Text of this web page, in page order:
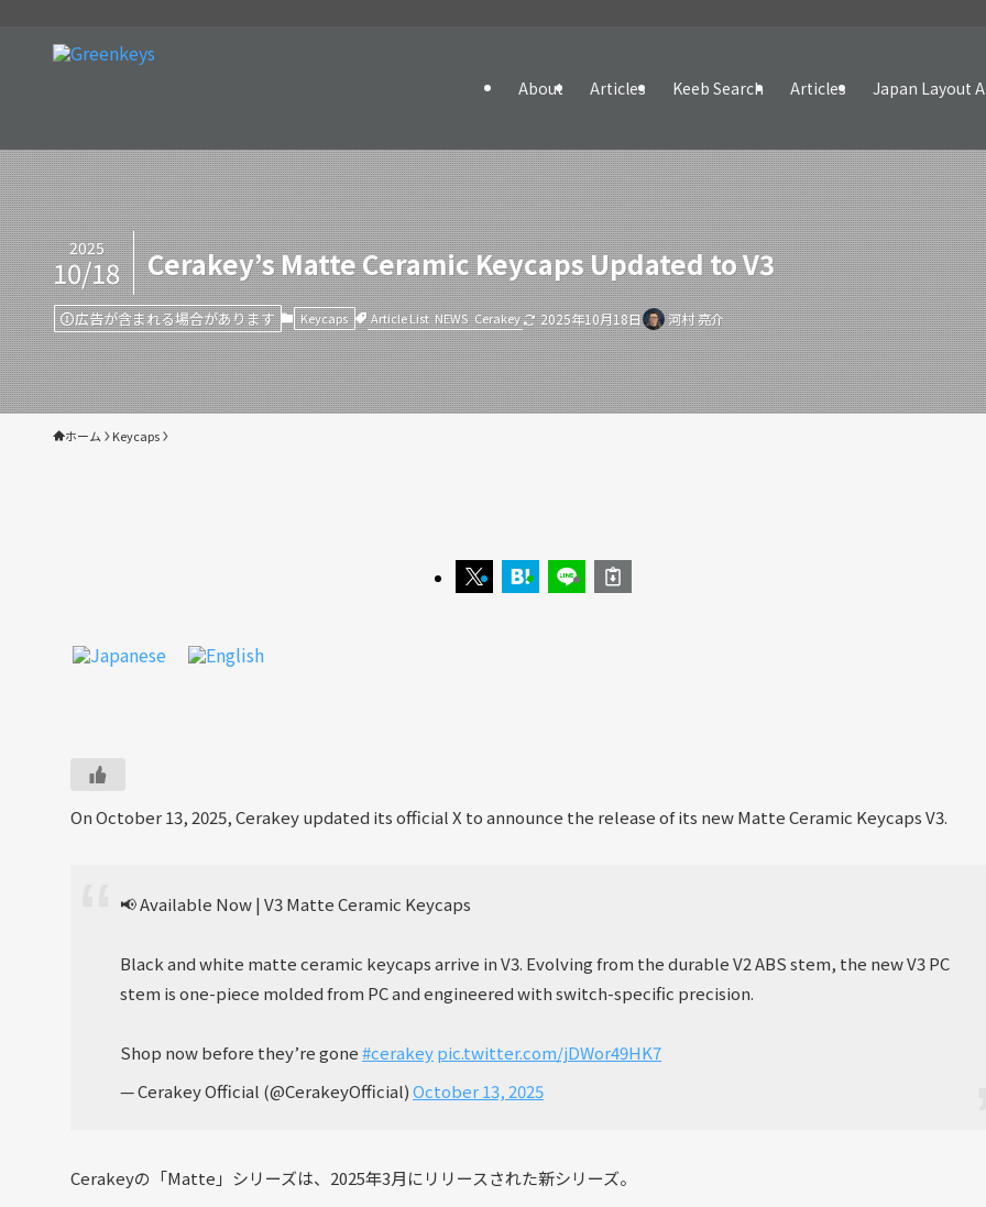
About Articles Keeb Search Articles Japan Layout
Cerakey’s Matte Ceramic Keycaps Updated to V3
2025
10/18
広告が含まれる場合があります Keycaps Article List NEWS Cerakey 2025年10月18日 河村 亮介
ホーム Keycaps
On October 13, 2025, Cerakey updated its official X to announce the release of its new Matte Ceramic Keycaps V3.
📢 Available Now | V3 Matte Ceramic Keycaps
Black and white matte ceramic keycaps arrive in V3. Evolving from the durable V2 ABS stem, the new V3 PC
stem is one-piece molded from PC and engineered with switch-specific precision.
Shop now before they’re gone#cerakeypic.twitter.com/jDWor49HK7
— Cerakey Official (@CerakeyOfficial)October 13, 2025
Cerakeyの「Matte」シリーズは、2025年3月にリリースされた新シリーズ。